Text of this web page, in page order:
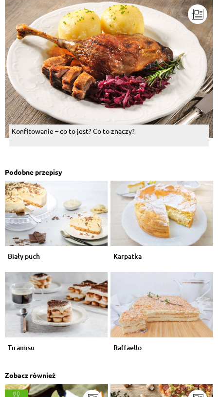
Konfitowanie – co to jest? Co to znaczy?
Podobne przepisy
Biały puch Karpatka
Tiramisu Raffaello
Zobacz również